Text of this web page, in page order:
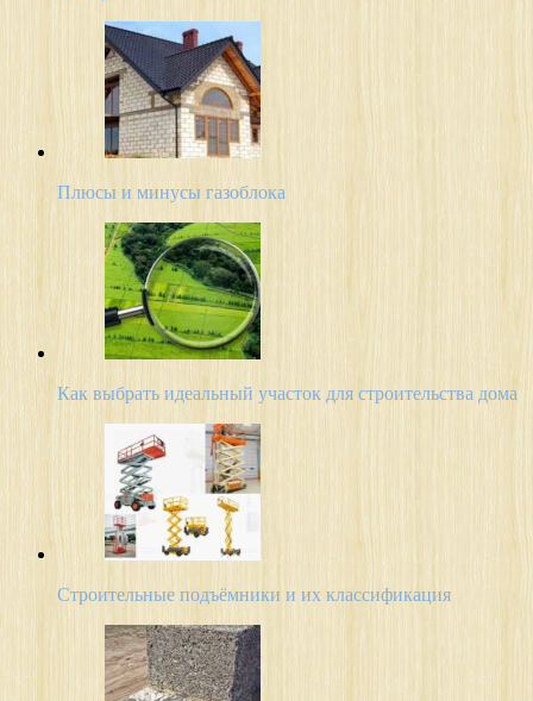
Плюсы и минусы газоблока
Как выбрать идеальный участок для строительства дома
Строительные подъёмники и их классификация